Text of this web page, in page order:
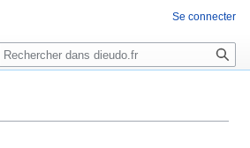
Se connecter
Rechercher